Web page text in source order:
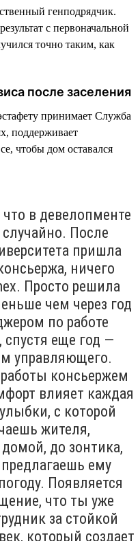
генподрядчик.
с первоначальной
точно таким, как
после заселения
принимает Служба
поддерживает
чтобы дом оставался
в девелопменте
случайно. После
пришла
ничего
Просто решила
чем через год
по работе
еще год —
управляющего.
консьержем
влияет каждая
с которой
жителя,
до зонтика,
ему
Появляется
что ты уже
за стойкой
который создает